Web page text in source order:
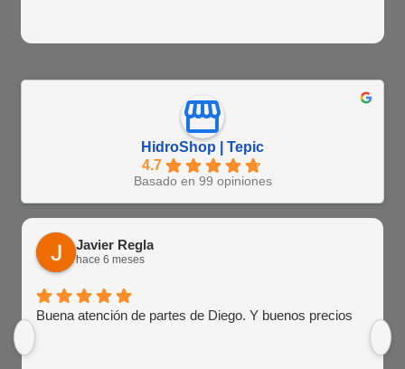
HidroShop | Tepic
4.7
Basado en 99 opiniones
Javier Regla
hace 6 meses
Buena atención de partes de Diego. Y buenos precios